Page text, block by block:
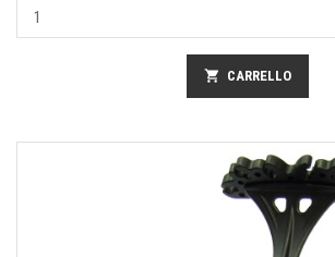
shopping_cart CARRELLO